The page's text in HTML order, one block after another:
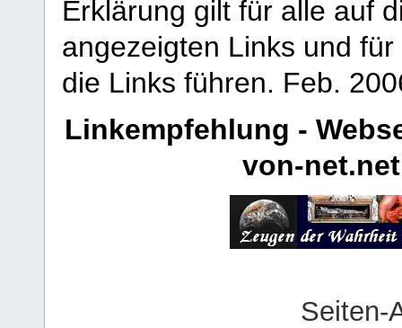
Erklärung gilt für alle auf
angezeigten Links und
die Links führen. Feb.
Linkempfehlung -
von-net.net
Seiten-